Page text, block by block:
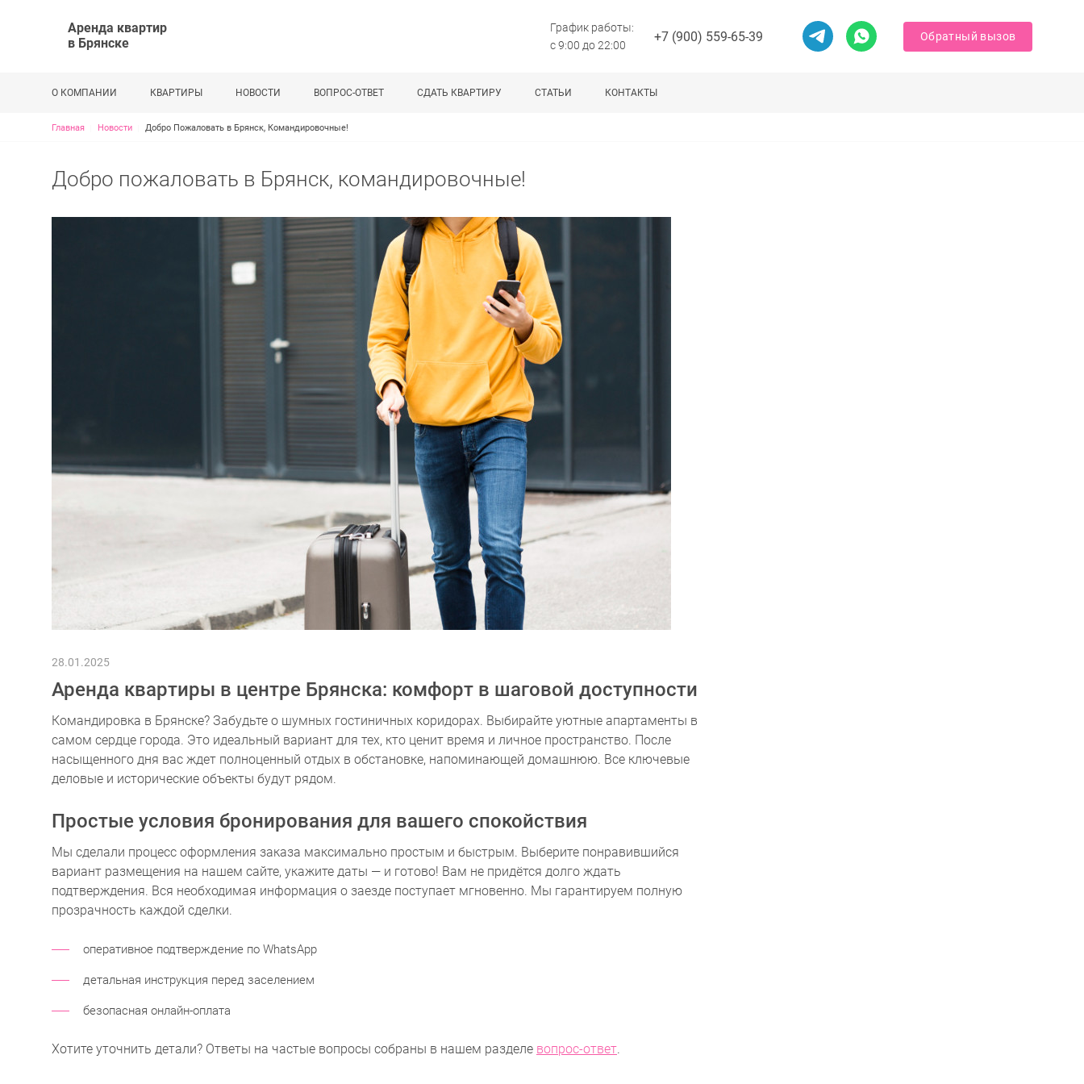
Аренда квартир
в Брянске
График работы:
с 9:00 до 22:00
+7 (900) 559-65-39 Обратный вызов
О КОМПАНИИ КВАРТИРЫ НОВОСТИ ВОПРОС-ОТВЕТ СДАТЬ КВАРТИРУ СТАТЬИ КОНТАКТЫ
Строка навигации
Главная Новости Добро Пожаловать в Брянск, Командировочные!
Добро пожаловать в Брянск, командировочные!
28.01.2025
Аренда квартиры в центре Брянска: комфорт в шаговой доступности
Командировка в Брянске? Забудьте о шумных гостиничных коридорах. Выбирайте уютные апартаменты в
самом сердце города. Это идеальный вариант для тех, кто ценит время и личное пространство. После
насыщенного дня вас ждет полноценный отдых в обстановке, напоминающей домашнюю. Все ключевые
деловые и исторические объекты будут рядом.
Простые условия бронирования для вашего спокойствия
Мы сделали процесс оформления заказа максимально простым и быстрым. Выберите понравившийся
вариант размещения на нашем сайте, укажите даты — и готово! Вам не придётся долго ждать
подтверждения. Вся необходимая информация о заезде поступает мгновенно. Мы гарантируем полную
прозрачность каждой сделки.
оперативное подтверждение по WhatsApp
детальная инструкция перед заселением
безопасная онлайн-оплата
Хотите уточнить детали? Ответы на частые вопросы собраны в нашем разделе вопрос-ответ.